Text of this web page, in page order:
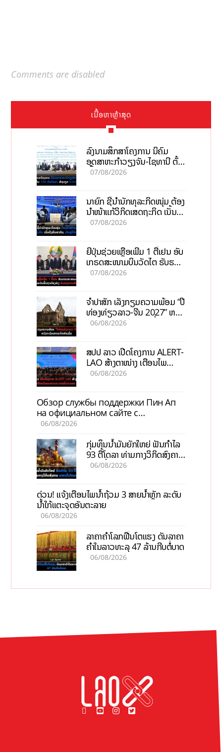
Comments are disabled
ເນື້ອຫາຫຼ້າສຸດ
ລົງນາມສຶກສາໂຄງການ ນິຄົມ
ອຸດສາຫະກຳວຽງຈັນ-ໄຊທານີ ຕັ້ງ
ເປົ້າດຶງທຶນ 150 ລ້ານໂດລາ, ສ້າງ
07/08/2026
ນາຍົກ ຊີ້ນຳນັກທຸລະກິດໜຸ່ມ ຕ້ອງ
ນຳໜ້າແກ້ວິກິດເສດຖະກິດ ເນັ້ນດຶງ
ທຶນສາກົນ, ຫັນສູ່ດິຈິຕອນ
07/08/2026
ຍີ່ປຸ່ນຊ່ວຍເຫຼືອເພີ່ມ 1 ຕື້ເຢນ ອັບ
ເກຣດສະໜາມບິນວັດໄຕ ຮັບຮອງ
ການເຕີບໂຕ
07/08/2026
ຈຳປາສັກ ເລັ່ງກຽມຄວາມພ້ອມ “ປີ
ທ່ອງທ່ຽວລາວ-ຈີນ 2027” ຫວັງ
ກະຕຸ້ນເສດຖະກິດທ້ອງຖິ່ນ
06/08/2026
ສປປ ລາວ ເປີດໂຄງການ ALERT-
LAO ສ້າງຕາໜ່າງ ເຕືອນໄພ
ພະຍາດລະບາດທົ່ວປະເທດ
06/08/2026
Обзор службы поддержки Пин Ап
на официальном сайте с
актуальной информацией
06/08/2026
ກຸ່ມທຶນນ້ຳມັນຍັກໃຫຍ່ ຟັນກຳໄລ
93 ຕື້ໂດລາ ທ່າມກາງວິກິດສົງຄາມ
ລາຄານໍ້າມັນແພງ
06/08/2026
ດ່ວນ! ແຈ້ງເຕືອນໄພນໍ້າຖ້ວມ 3 ສາຍນໍ້າຫຼັກ ລະດັບ
ນໍ້າໃກ້ແຕະຈຸດອັນຕະລາຍ
06/08/2026
ລາຄາຄຳໂລກຟື້ນໂຕແຮງ ດັນລາຄາ
ຄຳໃນລາວທະລຸ 47 ລ້ານກີບຕໍ່ບາດ
06/08/2026